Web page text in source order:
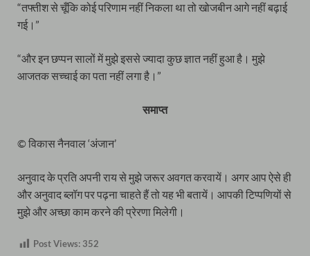
“तफ्तीश से चूँकि कोई परिणाम नहीं निकला था तो खोजबीन आगे नहीं बढ़ाई
गई।”
“और इन छप्पन सालों में मुझे इससे ज्यादा कुछ ज्ञात नहीं हुआ है। मुझे
आजतक सच्चाई का पता नहीं लगा है।”
समाप्त
© विकास नैनवाल ‘अंजान’
अनुवाद के प्रति अपनी राय से मुझे जरूर अवगत करवायें। अगर आप ऐसे ही
और अनुवाद ब्लॉग पर पढ़ना चाहते हैं तो यह भी बतायें। आपकी टिप्पणियों से
मुझे और अच्छा काम करने की प्रेरणा मिलेगी।
Post Views: 352